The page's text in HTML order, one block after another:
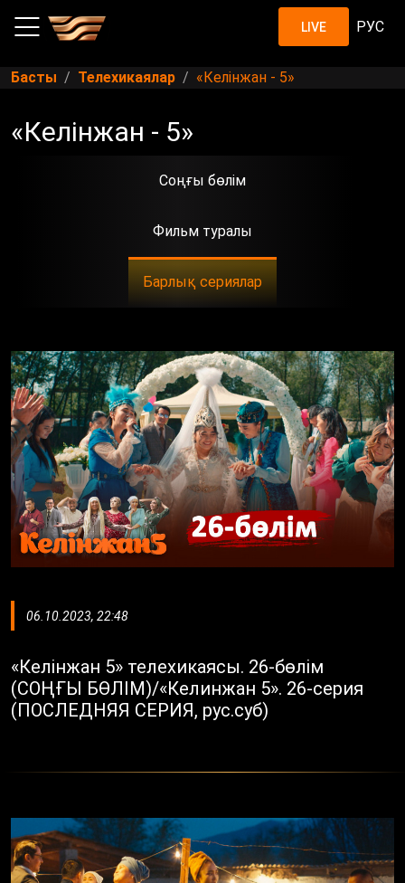
LIVE РУС
Басты Телехикаялар «Келінжан - 5»
«Келінжан - 5»
Соңғы бөлім
Фильм туралы
Барлық сериялар
06.10.2023, 22:48
«Келінжан 5» телехикаясы. 26-бөлім
(СОҢҒЫ БӨЛІМ)/«Келинжан 5». 26-серия
(ПОСЛЕДНЯЯ СЕРИЯ, рус.суб)